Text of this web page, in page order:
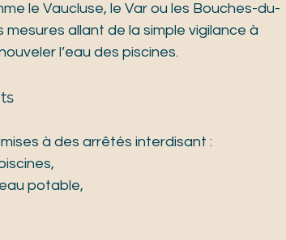
le Vaucluse, le Var ou les Bouches-du-
mesures allant de la simple vigilance à
l’eau des piscines.
à des arrêtés interdisant :
potable,